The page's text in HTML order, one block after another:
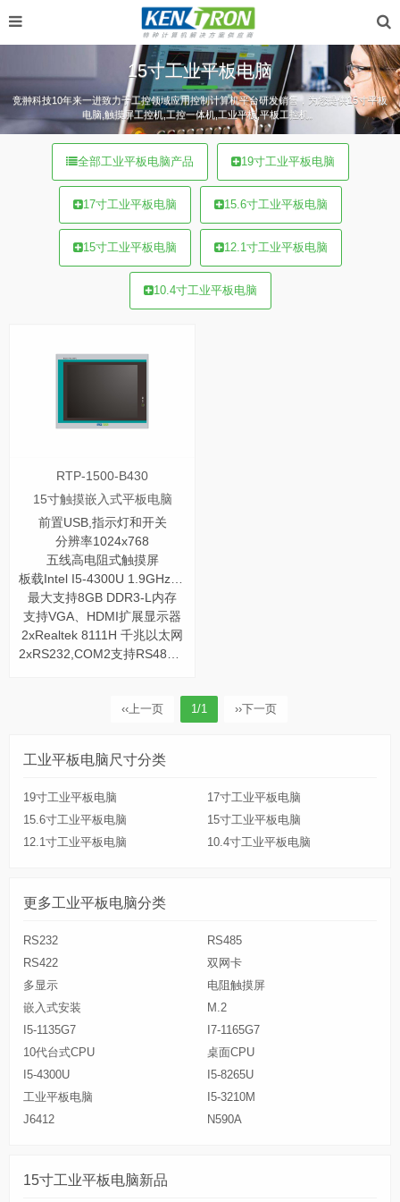
15寸工业平板电脑
竞翀科技10年来一进致力于工控领域应用控制计算机平台研发销售，为您提供15寸平板
电脑,触摸屏工控机,工控一体机,工业平板,平板工控机。
全部工业平板电脑产品 19寸工业平板电脑
17寸工业平板电脑 15.6寸工业平板电脑
15寸工业平板电脑 12.1寸工业平板电脑
10.4寸工业平板电脑
RTP-1500-B430
15寸触摸嵌入式平板电脑
前置USB,指示灯和开关
分辨率1024x768
五线高电阻式触摸屏
板载Intel I5-4300U 1.9GHz 双核处理器
最大支持8GB DDR3-L内存
支持VGA、HDMI扩展显示器
2xRealtek 8111H 千兆以太网
2xRS232,COM2支持RS485/422
‹‹上一页 1/1 ››下一页
工业平板电脑尺寸分类
19寸工业平板电脑
17寸工业平板电脑
15.6寸工业平板电脑
15寸工业平板电脑
12.1寸工业平板电脑
10.4寸工业平板电脑
更多工业平板电脑分类
RS232
RS485
RS422
双网卡
多显示
电阻触摸屏
嵌入式安装
M.2
I5-1135G7
I7-1165G7
10代台式CPU
桌面CPU
I5-4300U
I5-8265U
工业平板电脑
I5-3210M
J6412
N590A
15寸工业平板电脑新品